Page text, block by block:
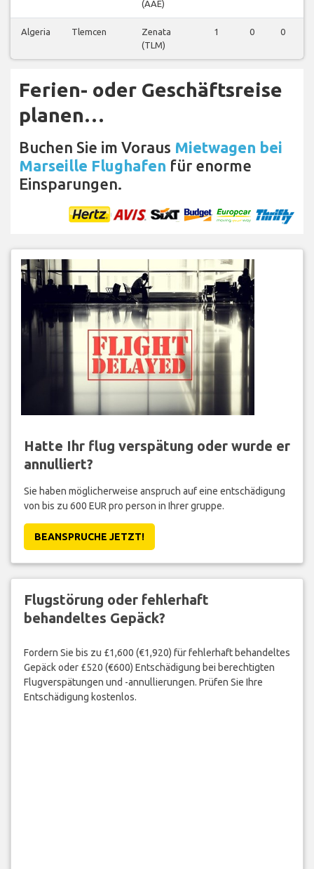
(AAE)
Algeria Tlemcen
Zenata
(TLM)
1 0 0
Ferien- oder Geschäftsreise
planen…
Buchen Sie im Voraus Mietwagen bei
Marseille Flughafen für enorme
Einsparungen.
Hatte Ihr flug verspätung oder wurde er
annulliert?
Sie haben möglicherweise anspruch auf eine entschädigung
von bis zu 600 EUR pro person in Ihrer gruppe.
BEANSPRUCHE JETZT!
Flugstörung oder fehlerhaft
behandeltes Gepäck?
Fordern Sie bis zu £1,600 (€1,920) für fehlerhaft behandeltes
Gepäck oder £520 (€600) Entschädigung bei berechtigten
Flugverspätungen und -annullierungen. Prüfen Sie Ihre
Entschädigung kostenlos.